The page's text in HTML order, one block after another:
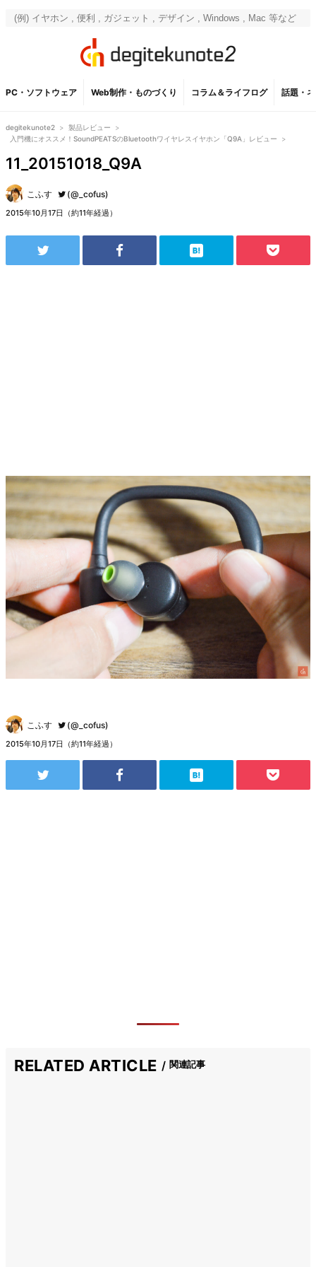
PC・ソフトウェア Web制作・ものづくり コラム＆ライフログ 話題・
degitekunote2 > 製品レビュー
>
入門機にオススメ！SoundPEATSのBluetoothワイヤレスイヤホン「Q9A」レビュー
>
11_20151018_Q9A
こふす (@_cofus)
2015年10月17日（約11年経過）
こふす (@_cofus)
2015年10月17日（約11年経過）
RELATED ARTICLE 関連記事